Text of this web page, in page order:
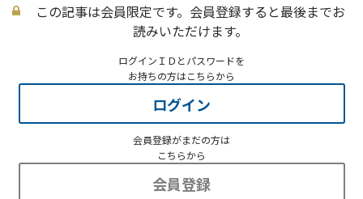
この記事は会員限定です。会員登録すると最後までお
読みいただけます。
ログインＩＤとパスワードを
お持ちの方はこちらから
ログイン
会員登録がまだの方は
こちらから
会員登録